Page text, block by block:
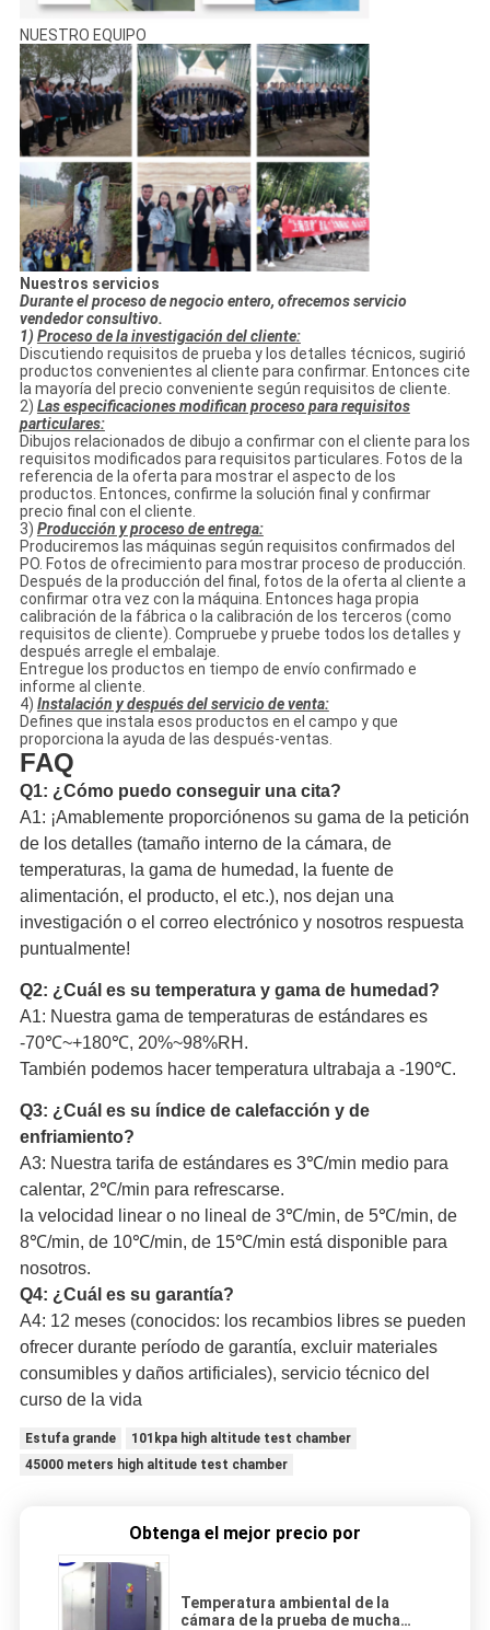
NUESTRO EQUIPO
Nuestros servicios
Durante el proceso de negocio entero, ofrecemos servicio
vendedor consultivo.
1) Proceso de la investigación del cliente:
Discutiendo requisitos de prueba y los detalles técnicos, sugirió
productos convenientes al cliente para confirmar. Entonces cite
la mayoría del precio conveniente según requisitos de cliente.
2) Las especificaciones modifican proceso para requisitos
particulares:
Dibujos relacionados de dibujo a confirmar con el cliente para los
requisitos modificados para requisitos particulares. Fotos de la
referencia de la oferta para mostrar el aspecto de los
productos. Entonces, confirme la solución final y confirmar
precio final con el cliente.
3) Producción y proceso de entrega:
Produciremos las máquinas según requisitos confirmados del
PO. Fotos de ofrecimiento para mostrar proceso de producción.
Después de la producción del final, fotos de la oferta al cliente a
confirmar otra vez con la máquina. Entonces haga propia
calibración de la fábrica o la calibración de los terceros (como
requisitos de cliente). Compruebe y pruebe todos los detalles y
después arregle el embalaje.
Entregue los productos en tiempo de envío confirmado e
informe al cliente.
4) Instalación y después del servicio de venta:
Defines que instala esos productos en el campo y que
proporciona la ayuda de las después-ventas.
FAQ
Q1: ¿Cómo puedo conseguir una cita?
A1: ¡Amablemente proporciónenos su gama de la petición
de los detalles (tamaño interno de la cámara, de
temperaturas, la gama de humedad, la fuente de
alimentación, el producto, el etc.), nos dejan una
investigación o el correo electrónico y nosotros respuesta
puntualmente!
Q2: ¿Cuál es su temperatura y gama de humedad?
A1: Nuestra gama de temperaturas de estándares es
-70℃~+180℃, 20%~98%RH.
También podemos hacer temperatura ultrabaja a -190℃.
Q3: ¿Cuál es su índice de calefacción y de
enfriamiento?
A3: Nuestra tarifa de estándares es 3℃/min medio para
calentar, 2℃/min para refrescarse.
la velocidad linear o no lineal de 3℃/min, de 5℃/min, de
8℃/min, de 10℃/min, de 15℃/min está disponible para
nosotros.
Q4: ¿Cuál es su garantía?
A4: 12 meses (conocidos: los recambios libres se pueden
ofrecer durante período de garantía, excluir materiales
consumibles y daños artificiales), servicio técnico del
curso de la vida
Estufa grande
101kpa high altitude test chamber
45000 meters high altitude test chamber
Obtenga el mejor precio por
Temperatura ambiental de la
cámara de la prueba de mucha